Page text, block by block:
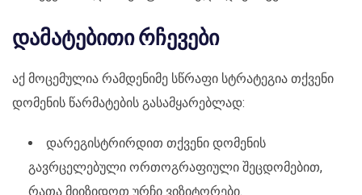
დამატებითი რჩევები
აქ მოცემულია რამდენიმე სწრაფი სტრატეგია თქვენი
დომენის წარმატების გასამყარებლად:
დარეგისტრირდით თქვენი დომენის
გავრცელებული ორთოგრაფიული შეცდომებით,
რათა მიიზიდოთ ურჩი ვიზიტორები.